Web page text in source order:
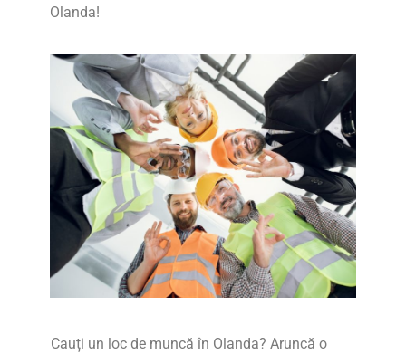
Olanda!
Cauți un loc de muncă în Olanda? Aruncă o